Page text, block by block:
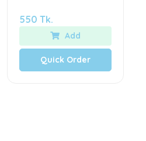
550 Tk.
Add
Quick Order